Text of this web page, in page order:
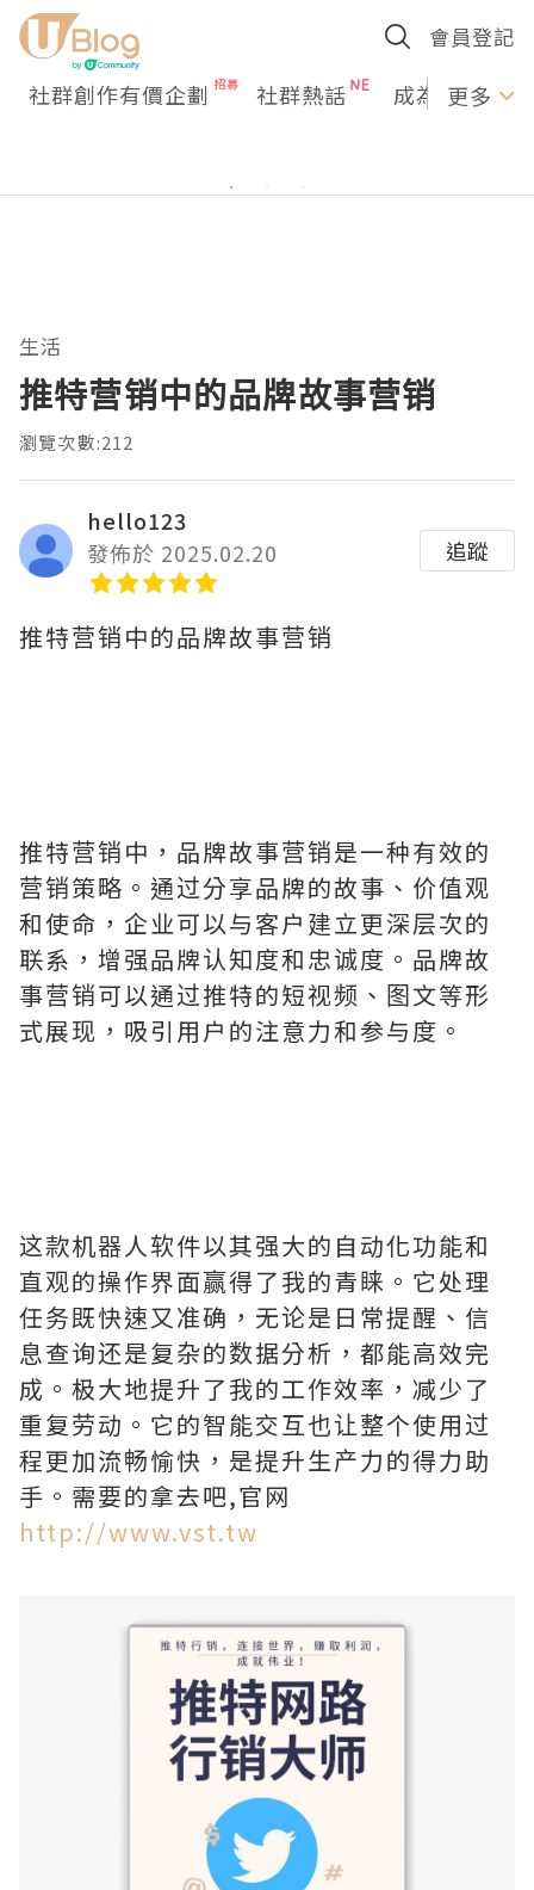
會員登記
社群創作有價企劃 社群熱話 成為U更多
生活
推特营销中的品牌故事营销
瀏覽次數:212
hello123
發佈於 2025.02.20
追蹤
推特营销中的品牌故事营销
推特营销中，品牌故事营销是一种有效的
营销策略。通过分享品牌的故事、价值观
和使命，企业可以与客户建立更深层次的
联系，增强品牌认知度和忠诚度。品牌故
事营销可以通过推特的短视频、图文等形
式展现，吸引用户的注意力和参与度。
这款机器人软件以其强大的自动化功能和
直观的操作界面赢得了我的青睐。它处理
任务既快速又准确，无论是日常提醒、信
息查询还是复杂的数据分析，都能高效完
成。极大地提升了我的工作效率，减少了
重复劳动。它的智能交互也让整个使用过
程更加流畅愉快，是提升生产力的得力助
手。需要的拿去吧,官网
http://www.vst.tw